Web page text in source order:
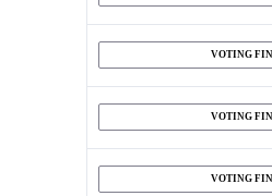
VOTING
VOTING
VOTING